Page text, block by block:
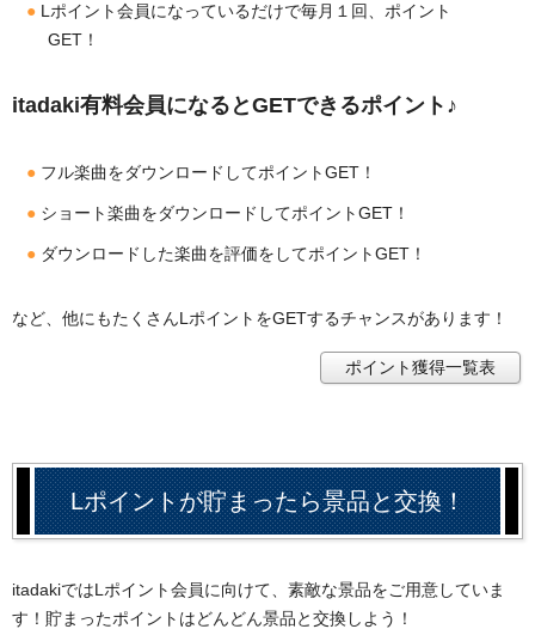
Lポイント会員になっているだけで毎月１回、ポイント
GET！
itadaki有料会員になるとGETできるポイント♪
フル楽曲をダウンロードしてポイントGET！
ショート楽曲をダウンロードしてポイントGET！
ダウンロードした楽曲を評価をしてポイントGET！
など、他にもたくさんLポイントをGETするチャンスがあります！
ポイント獲得一覧表
Lポイントが貯まったら景品と交換！
itadakiではLポイント会員に向けて、素敵な景品をご用意していま
す！貯まったポイントはどんどん景品と交換しよう！